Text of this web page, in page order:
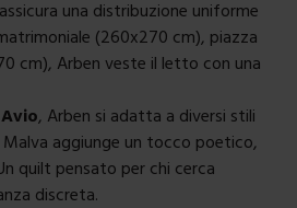
una distribuzione uniforme
(260x270 cm), piazza
cm), Arben veste il letto con una
, Arben si adatta a diversi stili
Malva aggiunge un tocco poetico,
quilt pensato per chi cerca
discreta.